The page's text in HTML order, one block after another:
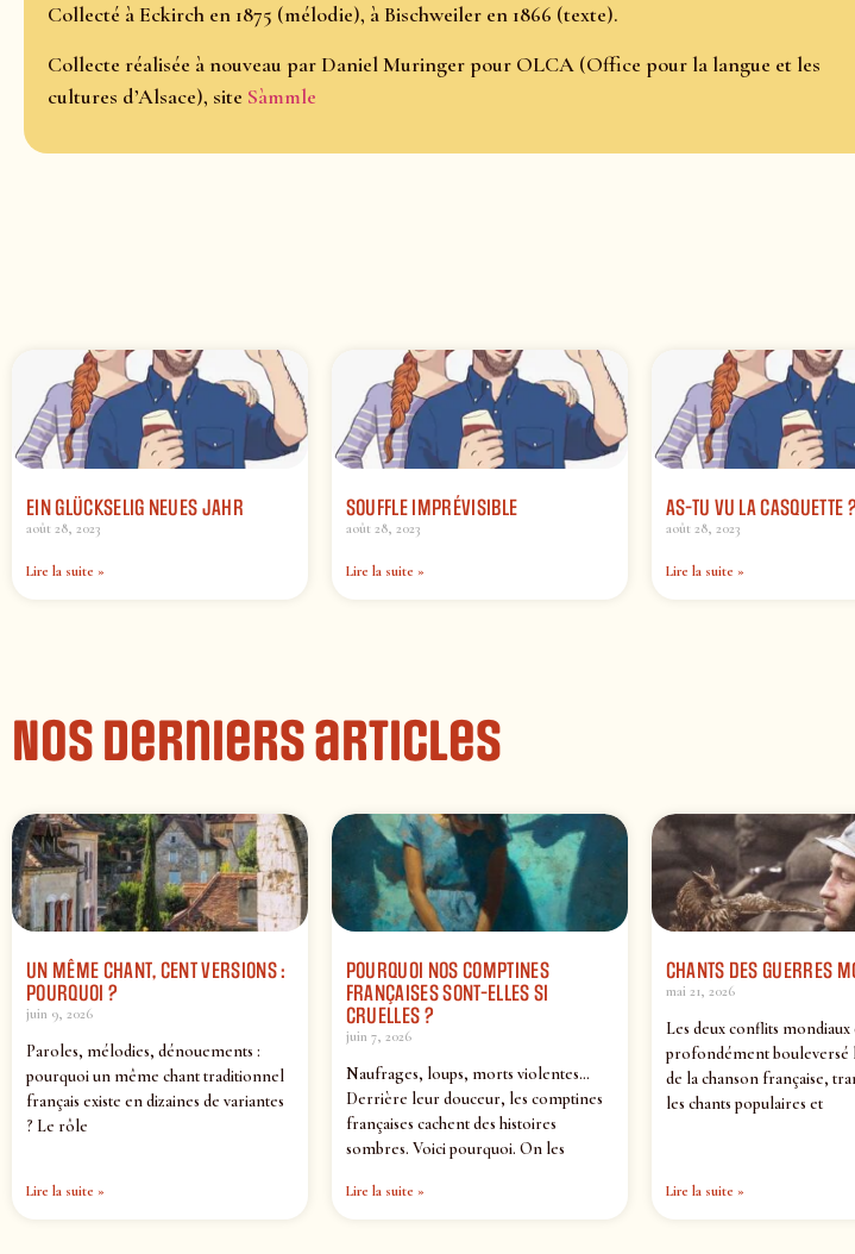
Collecté à Eckirch en 1875 (mélodie), à Bischweiler en 1866 (texte).
Collecte réalisée à nouveau par Daniel Muringer pour OLCA (Office pour la langue et les
cultures d’Alsace), site Sàmmle
EIN GLÜCKSELIG NEUES JAHR
août 28, 2023
Lire la suite »
SOUFFLE IMPRÉVISIBLE
août 28, 2023
Lire la suite »
AS-TU VU LA CASQUETTE ?
août 28, 2023
Lire la suite »
Nos derniers articles
UN MÊME CHANT, CENT VERSIONS :
POURQUOI ?
juin 9, 2026
Paroles, mélodies, dénouements :
pourquoi un même chant traditionnel
français existe en dizaines de variantes
? Le rôle
Lire la suite »
POURQUOI NOS COMPTINES
FRANÇAISES SONT-ELLES SI
CRUELLES ?
juin 7, 2026
Naufrages, loups, morts violentes…
Derrière leur douceur, les comptines
françaises cachent des histoires
sombres. Voici pourquoi. On les
Lire la suite »
CHANTS DES GUERRES
mai 21, 2026
Les deux conflits
profondément bouleversé
de la chanson française,
les chants populaires et
Lire la suite »